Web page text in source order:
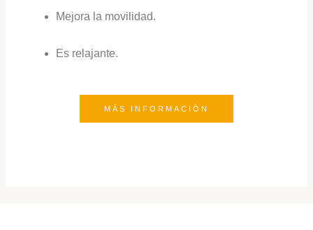
Mejora la movilidad.
Es relajante.
MÁS INFORMACIÓN